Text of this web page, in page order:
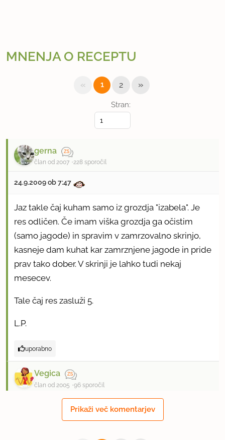
MNENJA O RECEPTU
Stran:
« 1 2 »
gerna
član od 2007 228 sporočil
24.9.2009 ob 7:47
Jaz takle čaj kuham samo iz grozdja "izabela". Je
res odličen. Če imam viška grozdja ga očistim
(samo jagode) in spravim v zamrzovalno skrinjo,
kasneje dam kuhat kar zamrznjene jagode in pride
prav tako dober. V skrinji je lahko tudi nekaj
mesecev.
Tale čaj res zasluži 5.
L.P.
uporabno
Vegica
član od 2005 96 sporočil
24.9.2009 ob 8:20Prikaži več komentarjev